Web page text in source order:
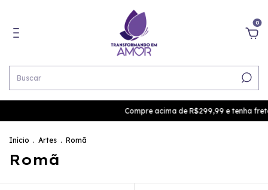
0
Compre acima de R$299,99 e tenha
Início . Artes . Romã
Romã